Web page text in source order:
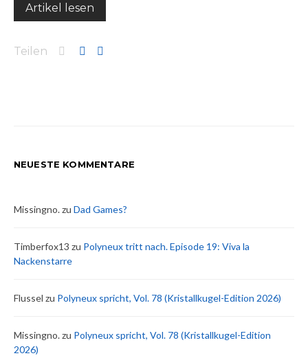
Artikel lesen
Teilen
NEUESTE KOMMENTARE
Missingno.zu Dad Games?
Timberfox13 zu Polyneux tritt nach. Episode 19: Viva la
Nackenstarre
Flussel zu Polyneux spricht, Vol. 78 (Kristallkugel-Edition 2026)
Missingno.zu Polyneux spricht, Vol. 78 (Kristallkugel-Edition
2026)